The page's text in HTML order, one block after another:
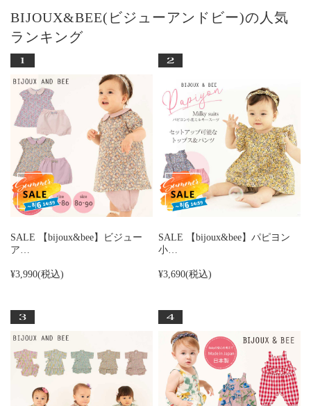
BIJOUX&BEE(ビジューアンドビー)の人気
ランキング
SALE 【bijoux&bee】ビジュー
ア…
¥3,990(税込)
SALE 【bijoux&bee】パピヨン
小…
¥3,690(税込)